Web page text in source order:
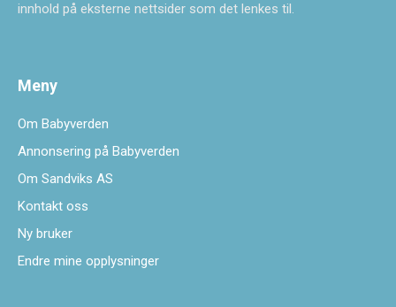
innhold på eksterne nettsider som det lenkes til.
Meny
Om Babyverden
Annonsering på Babyverden
Om Sandviks AS
Kontakt oss
Ny bruker
Endre mine opplysninger